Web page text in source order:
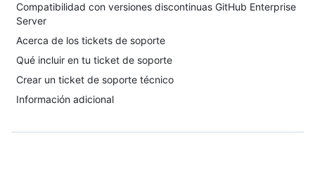
Compatibilidad con versiones discontinuas GitHub Enterprise
Server
Acerca de los tickets de soporte
Qué incluir en tu ticket de soporte
Crear un ticket de soporte técnico
Información adicional